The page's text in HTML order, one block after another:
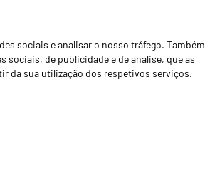
sociais e analisar o nosso tráfego. Também
sociais, de publicidade e de análise, que as
da sua utilização dos respetivos serviços.